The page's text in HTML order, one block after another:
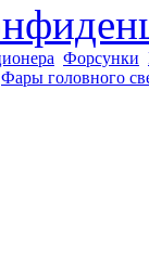
Форсунки
Фары головного